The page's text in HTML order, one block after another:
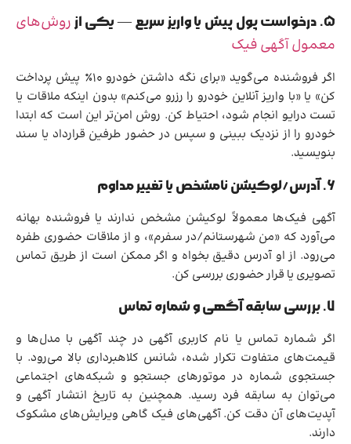
5. درخواست پول پیش یا واریز سریع — یکی از
روش‌های
معمول آگهی فیک
اگر فروشنده می‌گوید «برای نگه داشتن خودرو ۱۰٪ پیش پرداخت
کن» یا «با واریز آنلاین خودرو را رزرو می‌کنم» بدون اینکه ملاقات یا
تست درایو انجام شود، احتیاط کن. روش امن‌تر این است که ابتدا
خودرو را از نزدیک ببینی و سپس در حضور طرفین قرارداد یا سند
بنویسید.
6. آدرس/لوکیشن نامشخص یا تغییر مداوم
آگهی فیک‌ها معمولاً لوکیشن مشخص ندارند یا فروشنده بهانه
می‌آورد که «من شهرستانم/در سفرم»، و از ملاقات حضوری طفره
می‌رود. از او آدرس دقیق بخواه و اگر ممکن است از طریق تماس
تصویری یا قرار حضوری بررسی کن.
7. بررسی سابقه آگهی و شماره تماس
اگر شماره تماس یا نام کاربری آگهی در چند آگهی با مدل‌ها و
قیمت‌های متفاوت تکرار شده، شانس کلاهبرداری بالا می‌رود. با
جستجوی شماره در موتورهای جستجو و شبکه‌های اجتماعی
می‌توان به سابقه فرد رسید. همچنین به تاریخ انتشار آگهی و
آپدیت‌های آن دقت کن. آگهی‌های فیک گاهی ویرایش‌های مشکوک
دارند.